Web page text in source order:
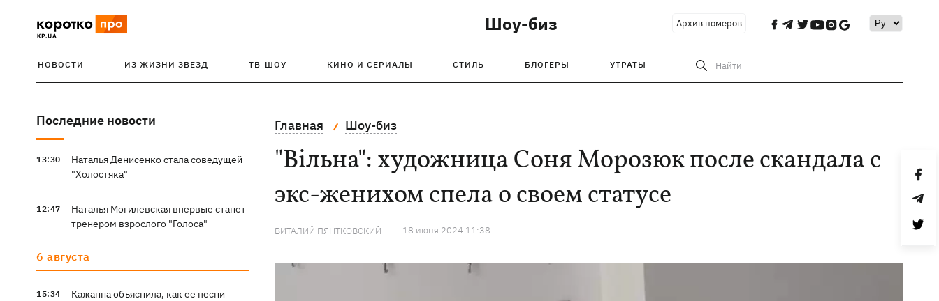
Шоу-биз Архив номеров
НОВОСТИ ИЗ ЖИЗНИ ЗВЕЗД ТВ-ШОУ КИНО И СЕРИАЛЫ СТИЛЬ БЛОГЕРЫ УТРАТЫ Найти
Последние новости
13:30
Наталья Денисенко стала соведущей
"Холостяка"
12:47
Наталья Могилевская впервые станет
тренером взрослого "Голоса"
6 августа
15:34
Кажанна объяснила, как ее песни
Главная Шоу-биз
"Вільна": художница Соня Морозюк после скандала с
экс-женихом спела о своем статусе
ВИТАЛИЙ ПЯНТКОВСКИЙ 18 июня 2024 11:38